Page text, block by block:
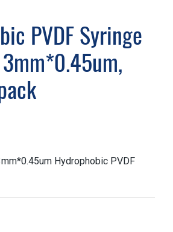
PVDF Syringe
Hydrophobic PVDF